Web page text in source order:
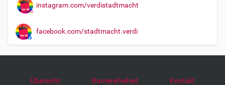
instagram.com/verdistadtmacht
facebook.com/stadtmacht.verdi
Übersicht Barrierefreiheit Kontakt